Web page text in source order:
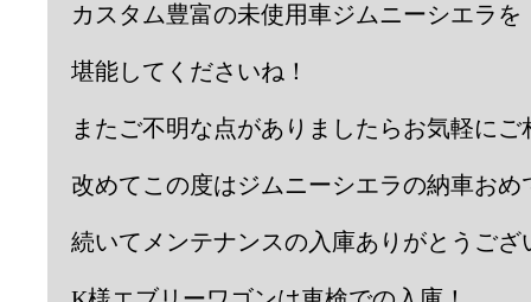
カスタム豊富の未使用車ジムニーシエラを
堪能してくださいね！
またご不明な点がありましたらお気軽にご
改めてこの度はジムニーシエラの納車お
続いてメンテナンスの入庫ありがとうござ